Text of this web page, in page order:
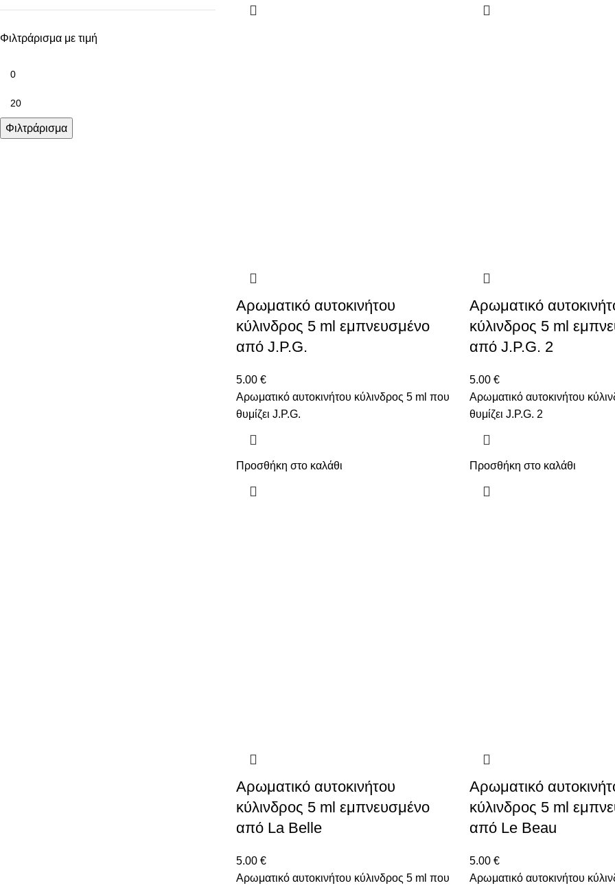
Φιλτράρισμα με τιμή
Φιλτράρισμα
Αρωματικό αυτοκινήτου
κύλινδρος 5 ml εμπνευσμένο
από J.P.G.
5.00 €
Αρωματικό αυτοκινήτου κύλινδρος 5 ml που
θυμίζει J.P.G.
Προσθήκη στο καλάθι
Αρωματικό
κύλινδρος 5 ml
από J.P.G. 2
5.00 €
Αρωματικό αυτοκινήτου
θυμίζει J.P.G. 2
Προσθήκη στο καλάθι
Αρωματικό αυτοκινήτου
κύλινδρος 5 ml εμπνευσμένο
από La Belle
5.00 €
Αρωματικό αυτοκινήτου κύλινδρος 5 ml που
Αρωματικό
κύλινδρος 5 ml
από Le Beau
5.00 €
Αρωματικό αυτοκινήτου